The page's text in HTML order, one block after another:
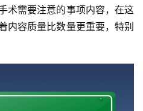
术需要注意的事项内容，在这
内容质量比数量更重要，特别